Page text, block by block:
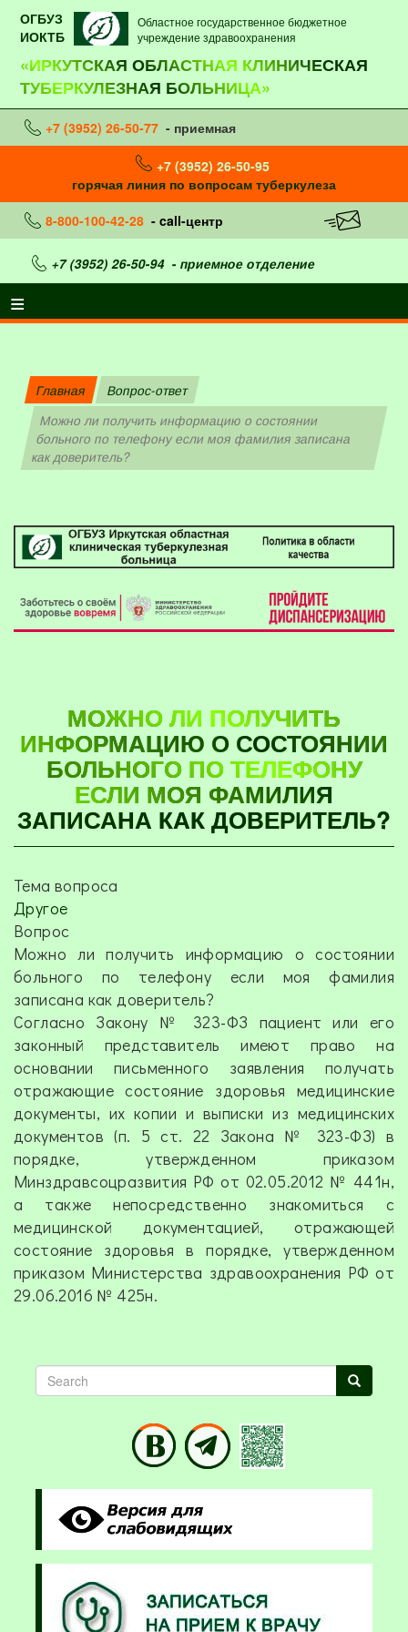
ОГБУЗ
ИОКТБ
Областное государственное бюджетное
учреждение здравоохранения
«ИРКУТСКАЯ ОБЛАСТНАЯ КЛИНИЧЕСКАЯ
ТУБЕРКУЛЕЗНАЯ БОЛЬНИЦА»
+7 (3952) 26-50-77 - приемная
+7 (3952) 26-50-95
горячая линия по вопросам туберкулеза
8-800-100-42-28 - call-центр
+7 (3952) 26-50-94- приемное отделение
Главная
Вопрос-ответ
Можно ли получить информацию о состоянии
больного по телефону если моя фамилия записана
как доверитель?
МОЖНО ЛИ ПОЛУЧИТЬ
ИНФОРМАЦИЮ О СОСТОЯНИИ
БОЛЬНОГО ПО ТЕЛЕФОНУ
ЕСЛИ МОЯ ФАМИЛИЯ
ЗАПИСАНА КАК ДОВЕРИТЕЛЬ?
Тема вопроса
Другое
Вопрос
Можно ли получить информацию о состоянии
больного по телефону если моя фамилия
записана как доверитель?
Согласно Закону № 323-ФЗ пациент или его
законный представитель имеют право на
основании письменного заявления получать
отражающие состояние здоровья медицинские
документы, их копии и выписки из медицинских
документов (п. 5 ст. 22 Закона № 323-ФЗ) в
порядке, утвержденном приказом
Минздравсоцразвития РФ от 02.05.2012 № 441н,
а также непосредственно знакомиться с
медицинской документацией, отражающей
состояние здоровья в порядке, утвержденном
приказом Министерства здравоохранения РФ от
29.06.2016 № 425н.
Search Search